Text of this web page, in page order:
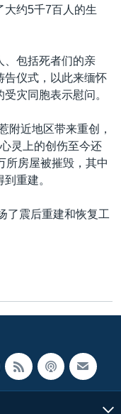
大约5千7百人的生
、包括死者们的亲
告仪式，以此来缅怀
灾同胞表示慰问。
附近地区带来重创，
灵上的创伤至今还
所房屋被摧毁，其中
重建。
了震后重建和恢复工